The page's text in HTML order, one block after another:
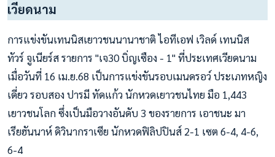
เวียดนาม
การแข่งขันเทนนิสเยาวชนนานาชาติ ไอทีเอฟ เวิลด์ เทนนิส
ทัวร์ จูเนียร์ส รายการ "เจ30 บิ่ญเซือง - 1" ที่ประเทศเวียดนาม
เมื่อวันที่ 16 เม.ย.68 เป็นการแข่งขันรอบเมนดรอว์ ประเภทหญิง
เดี่ยว รอบสอง ปารมี ทัดแก้ว นักหวดเยาวชนไทย มือ 1,443
เยาวชนโลก ซึ่งเป็นมือวางอันดับ 3 ของรายการ เอาชนะ มา
เรียฮันนาห์ ดิวินากราเซีย นักหวดฟิลิปปินส์ 2-1 เซต 6-4, 4-6,
6-4